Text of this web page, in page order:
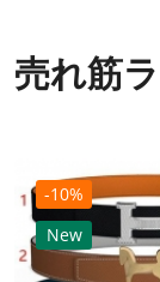
売れ筋
-10%
New